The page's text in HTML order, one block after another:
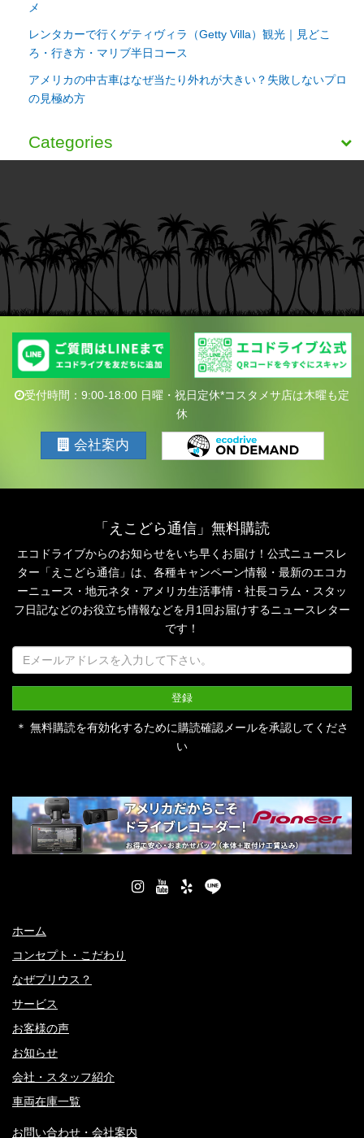
メ
レンタカーで行くゲティヴィラ（Getty Villa）観光｜見どこ
ろ・行き方・マリブ半日コース
アメリカの中古車はなぜ当たり外れが大きい？失敗しないプロ
の見極め方
Categories
受付時間：9:00-18:00 日曜・祝日定休*コスタメサ店は木曜も定
休
会社案内
「えこどら通信」無料購読
エコドライブからのお知らせをいち早くお届け！公式ニュースレ
ター「えこどら通信」は、 各種キャンペーン情報・最新のエコカ
ーニュース・地元ネタ・アメリカ生活事情・社長コラム・ スタッ
フ日記などのお役立ち情報などを月1回お届けするニュースレター
です！
＊ 無料購読を有効化するために購読確認メールを承認してくださ
い
ホーム
コンセプト・こだわり
なぜプリウス？
サービス
お客様の声
お知らせ
会社・スタッフ紹介
車両在庫一覧
お問い合わせ・会社案内